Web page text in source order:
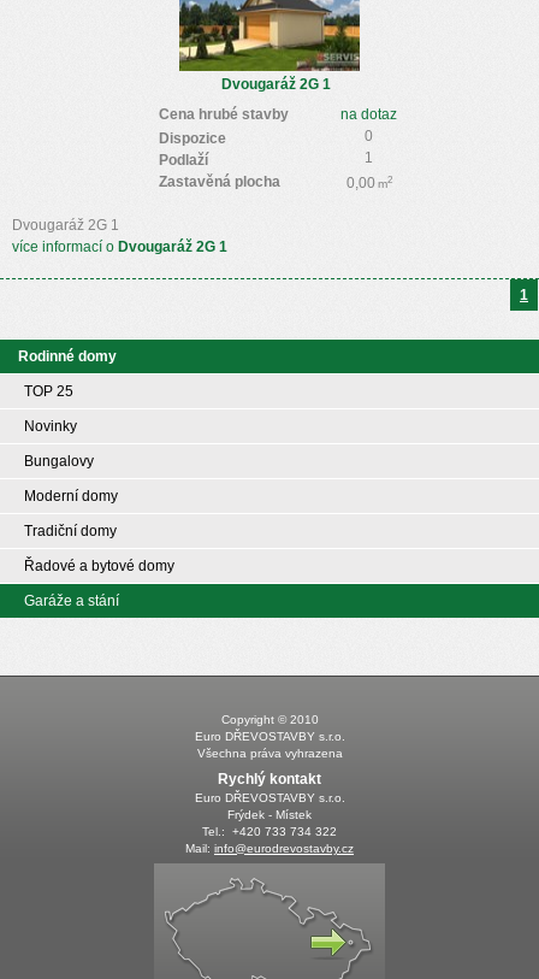
Dvougaráž 2G 1
na dotaz
Cena hrubé stavby
0
Dispozice
1
Podlaží
0,00 m2
Zastavěná plocha
Dvougaráž 2G 1
více informací o Dvougaráž 2G 1
1
Rodinné domy
TOP 25
Novinky
Bungalovy
Moderní domy
Tradiční domy
Řadové a bytové domy
Garáže a stání
Copyright © 2010
Euro DŘEVOSTAVBY s.r.o.
Všechna práva vyhrazena
Rychlý kontakt
Euro DŘEVOSTAVBY s.r.o.
Frýdek - Místek
Tel.: +420 733 734 322
Mail: info@eurodrevostavby.cz